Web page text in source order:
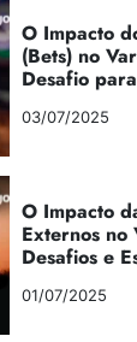
O Impacto
(Bets) no
Desafio
03/07/2025
O Impacto
Externos no
Desafios e
01/07/2025